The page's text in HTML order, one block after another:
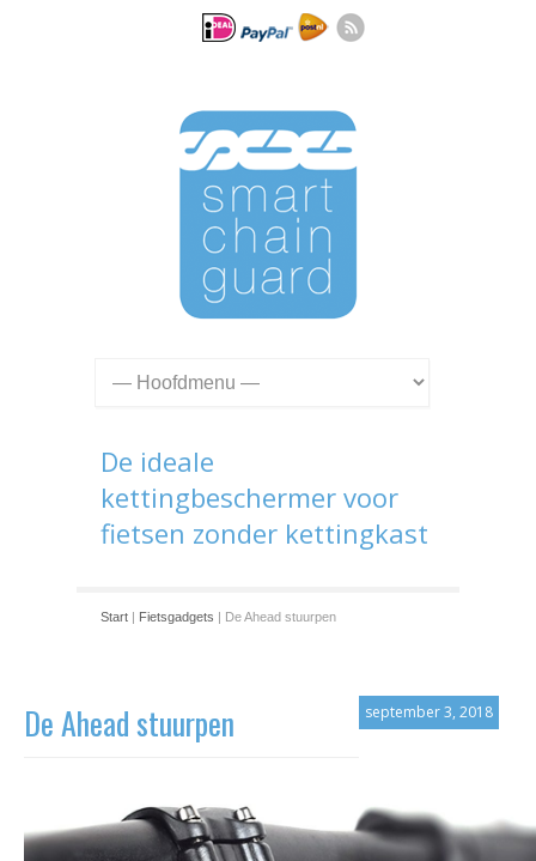
De ideale
kettingbeschermer voor
fietsen zonder kettingkast
Start | Fietsgadgets | De Ahead stuurpen
september 3, 2018
De Ahead stuurpen